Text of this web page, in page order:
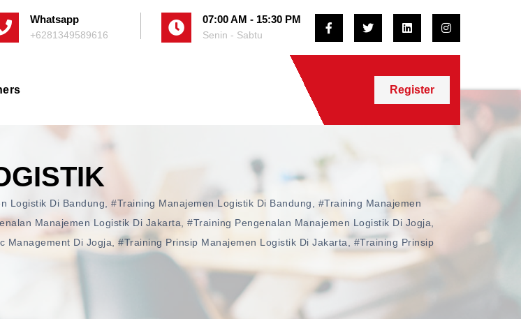
Whatsapp
+6281349589616
07:00 AM - 15:30 PM
Senin - Sabtu
Register
Logistik Di Bandung #training Manajemen Logistik Di Bandung
#training Manajemen
Manajemen Logistik Di Jakarta #training Pengenalan Manajemen Logistik Di Jogja
Management Di Jogja #training Prinsip Manajemen Logistik Di Jakarta
#training Prinsip